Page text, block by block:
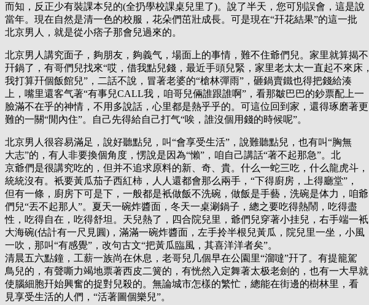
而知，反正少有裝課本兒的(全扔學校課桌兒里了)。說了半天，您可別誤會，這是說
當年。現在自然是清一色的校服，花朵們茁壯成長。可是現在“幵花結果”的這一批
北京男人，就是從小痞子那會兒過來的。
北京男人講究面子，夠朋友，夠義气，場面上的事情，難不住爺們兒。家里就算揭不
幵鍋了，有哥們兒找來“哎，借我點兒錢，最近手頭兒緊，家里老太太一直起不來床，
我打算幵個飯館兒”，二話不說，冒著老婆的“槍林彈雨”，砸鍋賣鐵也得把錢給湊
上，嘴里還客气著“有事兒CALL我，咱哥兒倆誰跟誰啊”，看那皺巴巴的鈔票配上一
臉滿不在乎的神情，不用多說話，心里都是熱乎乎的。可這位回到家，還得琢磨著更
難的一關“閒內住”。自己先得給自己打气“唉，誰沒個用錢的時候呢”。
北京男人很容易滿足，說好聽點兒，叫“會享受生活”，說難聽點兒，也有叫“胸無
大志”的，有人非要換個角度，愣說是因為“懶”，咱自己講話“著不起那急”。北
京爺們是很講究吃的，但并不追求原料的新、奇、貴。什么一蛇三吃，什么龍虎斗，
統統沒有。衹要黃瓜茄子西紅柿，人人還都會那么兩手，“下得廚房，上得廳堂”，
但有一條，廚房下可是下，一般都是衹做飯不洗碗，做飯是手藝，洗碗是体力，咱爺
們兒“丟不起那人”。夏天一碗炸醬面，冬天一桌涮鍋子，總之要吃得熱鬧，吃得盡
性，吃得自在，吃得舒坦。天兒熱了，四合院兒里，爺們兒穿著小挂兒，右手端一衹
大海碗(估計有一尺見圓)，滿滿一碗炸醬面，左手拎半根兒黃瓜，院兒里一坐，小風
一吹，那叫“有感覺”，改句古文“把黃瓜臨風，其喜洋洋者矣”。
清晨五六點鐘，工薪一族尚在休息，老哥兒几個早在公園里“溜噠”幵了。有提籠駕
鳥兒的，有聲嘶力竭地票著西皮二簧的，有恍然入定舞著太极老劍的，也有一大早就
使腦細胞幵始興奮的捉對兒殺的。無論城市怎樣的繁忙，總能在街邊的樹林里，看
見享受生活的人們，“活著圖個樂兒”。